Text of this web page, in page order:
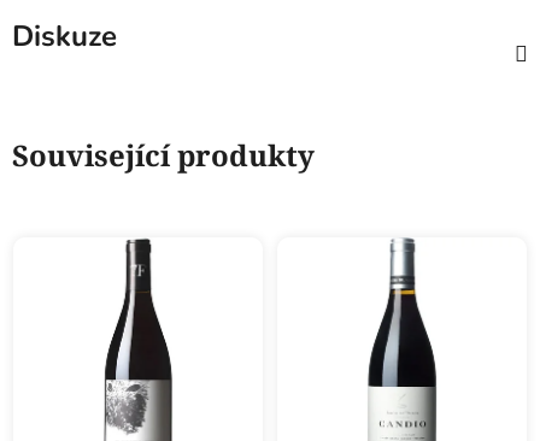
Diskuze
Související produkty